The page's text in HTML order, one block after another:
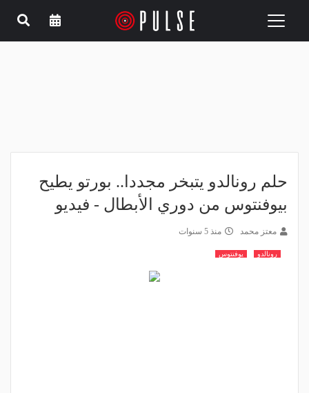
Toggle
حلم رونالدو يتبخر مجددا.. بورتو يطيح
بيوفنتوس من دوري الأبطال - فيديو
معتز محمد منذ 5 سنوات
رونالدو يوفنتوس